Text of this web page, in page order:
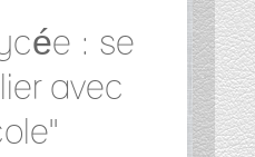
: se
avec